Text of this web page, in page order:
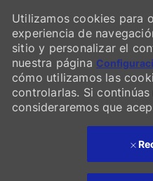
Utilizamos cookies para
experiencia de
sitio y personalizar el
nuestra página
cómo utilizamos las
controlarlas. Si continúas
consideraremos que